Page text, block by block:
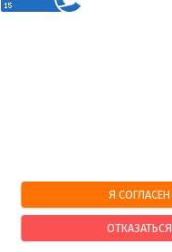
Я СОГЛАСЕН
ОТКАЗАТЬСЯ